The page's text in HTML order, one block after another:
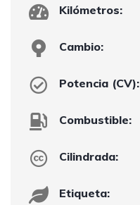
Kilómetros:
Cambio:
Potencia (CV):
Combustible:
Cilindrada:
Etiqueta: